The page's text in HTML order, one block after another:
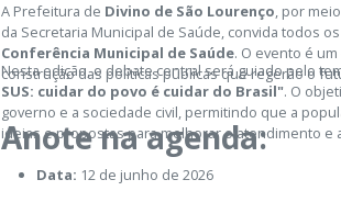
A Prefeitura de Divino de São Lourenço, por
da Secretaria Municipal de Saúde, convida todos
Conferência Municipal de Saúde. O evento é
construção das políticas públicas que regerão o
Nesta edição, o debate central será guiado pelo
SUS: cuidar do povo é cuidar do Brasil". O
governo e a sociedade civil, permitindo que a
ideias e propostas para melhorar o atendimento e
Anote na agenda:
Data: 12 de junho de 2026